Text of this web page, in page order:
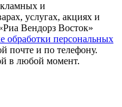
и
услугах, акциях и
Вендорз Восток»
обработки персональных
почте и по телефону.
в любой момент.